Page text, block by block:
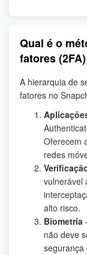
Qual é o
fatores
A hierarquia de
fatores no
Oferecem
redes
vulnerável
alto risco.
Biometria
não deve
segurança